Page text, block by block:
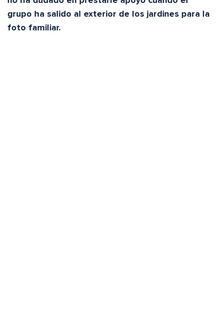
grupo ha salido al exterior de los jardines para la
foto familiar.